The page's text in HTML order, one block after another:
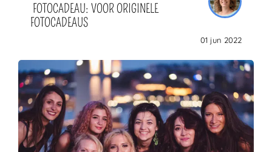
FOTOCADEAU: VOOR ORIGINELE
FOTOCADEAUS
01 jun 2022